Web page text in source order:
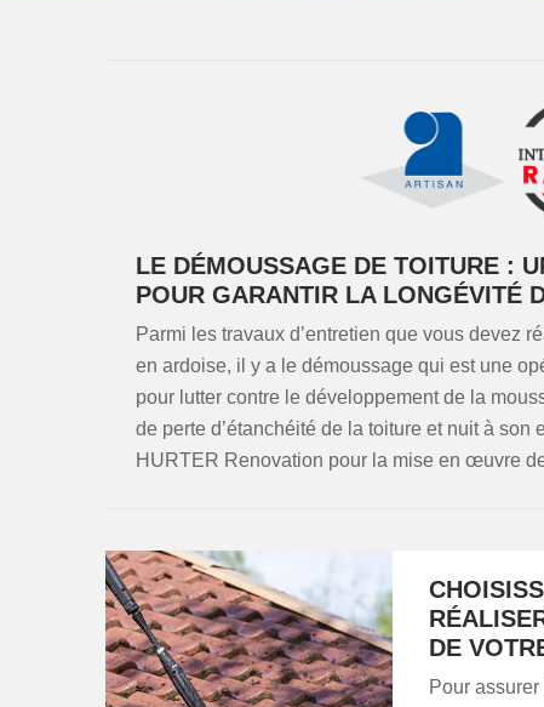
LE DÉMOUSSAGE DE TOITURE :
POUR GARANTIR LA LONGÉVITÉ
Parmi les travaux d’entretien que vous devez
en ardoise, il y a le démoussage qui est une
pour lutter contre le développement de la
de perte d’étanchéité de la toiture et nuit à
HURTER Renovation pour la mise en œuvre
DE
Pour